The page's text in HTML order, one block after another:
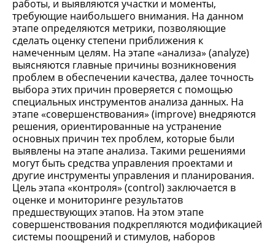
работы, и выявляются участки и моменты,
требующие наибольшего внимания. На данном
этапе определяются метрики, позволяющие
сделать оценку степени приближения к
намеченным целям. На этапе «анализа» (analyze)
выясняются главные причины возникновения
проблем в обеспечении качества, далее точность
выбора этих причин проверяется с помощью
специальных инструментов анализа данных. На
этапе «совершенствования» (improve) внедряются
решения, ориентированные на устранение
основных причин тех проблем, которые были
выявлены на этапе анализа. Такими решениями
могут быть средства управления проектами и
другие инструменты управления и планирования.
Цель этапа «контроля» (control) заключается в
оценке и мониторинге результатов
предшествующих этапов. На этом этапе
совершенствования подкрепляются модификацией
системы поощрений и стимулов, наборов